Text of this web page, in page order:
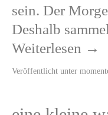
sein. Der
Deshalb
Weiterlesen →
Veröffentlicht unter